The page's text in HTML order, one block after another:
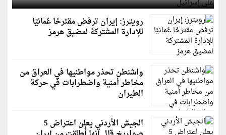
رويترز: إيران ترفض مقترحًا عُمانيًا
للإدارة المشتركة لمضيق هرمز
واشنطن تحذر مواطنيها في العراق من
مخاطر أمنية واضطرابات في حركة
الطيران
الجيش الأردني يعلن اعتراض 5